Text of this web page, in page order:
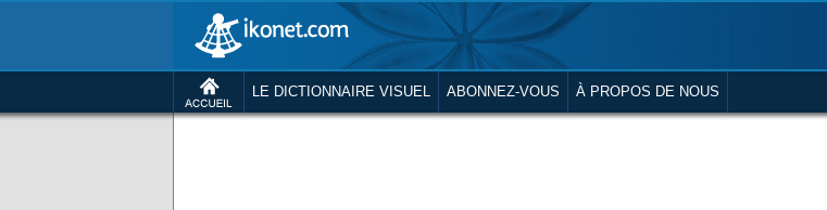
LE DICTIONNAIRE VISUEL ABONNEZ-VOUS À PROPOS DE NOUS